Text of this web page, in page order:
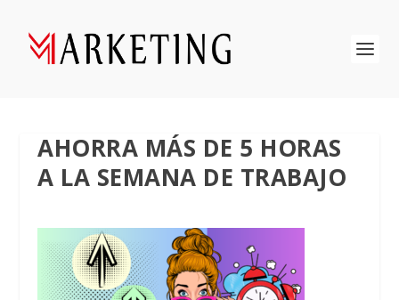
AHORRA MÁS DE 5 HORAS
A LA SEMANA DE TRABAJO